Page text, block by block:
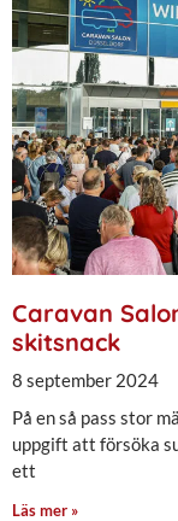
Caravan
skitsnack
8 september 2024
På en så pass stor
uppgift att försöka
ett
Läs mer »